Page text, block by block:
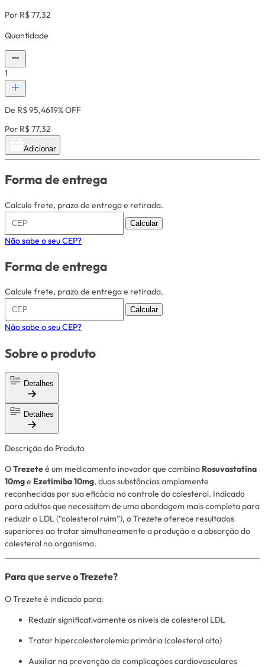
Por R$ 77,32
Quantidade
1
De R$ 95,4619% OFF
Por R$ 77,32
Adicionar
Forma de entrega
Calcule frete, prazo de entrega e retirada.
Calcular
Não sabe o seu CEP?
Forma de entrega
Calcule frete, prazo de entrega e retirada.
Calcular
Não sabe o seu CEP?
Sobre o produto
Detalhes
Detalhes
Descrição do Produto
OTrezeteé um medicamento inovador que combina Rosuvastatina
10mge Ezetimiba 10mg, duas substâncias amplamente
reconhecidas por sua eficácia no controle do colesterol. Indicado
para adultos que necessitam de uma abordagem mais completa para
reduzir o LDL (“colesterol ruim”), o Trezete oferece resultados
superiores ao tratar simultaneamente a produção e a absorção do
colesterol no organismo.
Para que serve o Trezete?
O Trezete é indicado para:
Reduzir significativamente os níveis de colesterol LDL
Tratar hipercolesterolemia primária (colesterol alto)
Auxiliar na prevenção de complicações cardiovasculares